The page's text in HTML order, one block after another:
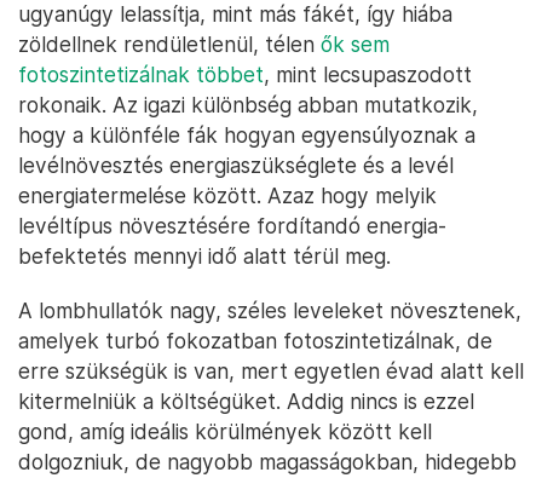
ugyanúgy lelassítja, mint más fákét, így hiába
zöldellnek rendületlenül, télen ők sem
fotoszintetizálnak többet, mint lecsupaszodott
rokonaik. Az igazi különbség abban mutatkozik,
hogy a különféle fák hogyan egyensúlyoznak a
levélnövesztés energiaszükséglete és a levél
energiatermelése között. Azaz hogy melyik
levéltípus növesztésére fordítandó energia-
befektetés mennyi idő alatt térül meg.
A lombhullatók nagy, széles leveleket növesztenek,
amelyek turbó fokozatban fotoszintetizálnak, de
erre szükségük is van, mert egyetlen évad alatt kell
kitermelniük a költségüket. Addig nincs is ezzel
gond, amíg ideális körülmények között kell
dolgozniuk, de nagyobb magasságokban, hidegebb